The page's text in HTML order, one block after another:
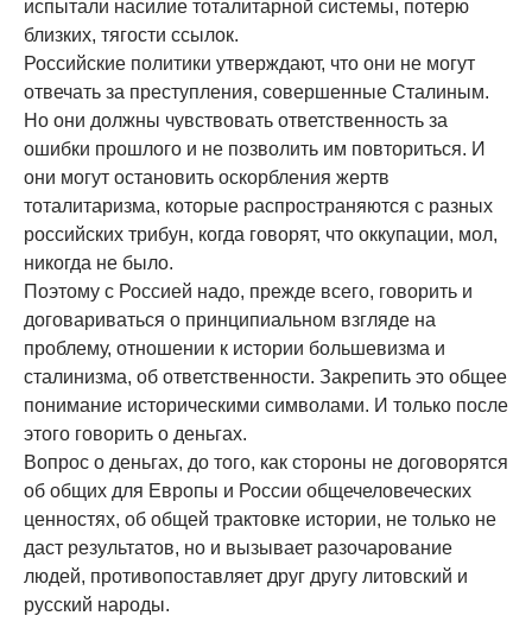
испытали насилие тоталитарной системы, потерю
близких, тягости ссылок.
Российские политики утверждают, что они не могут
отвечать за преступления, совершенные Сталиным.
Но они должны чувствовать ответственность за
ошибки прошлого и не позволить им повториться. И
они могут остановить оскорбления жертв
тоталитаризма, которые распространяются с разных
российских трибун, когда говорят, что оккупации, мол,
никогда не было.
Поэтому с Россией надо, прежде всего, говорить и
договариваться о принципиальном взгляде на
проблему, отношении к истории большевизма и
сталинизма, об ответственности. Закрепить это общее
понимание историческими символами. И только после
этого говорить о деньгах.
Вопрос о деньгах, до того, как стороны не договорятся
об общих для Европы и России общечеловеческих
ценностях, об общей трактовке истории, не только не
даст результатов, но и вызывает разочарование
людей, противопоставляет друг другу литовский и
русский народы.